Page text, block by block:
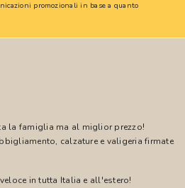
promozionali in base a quanto
la famiglia ma al miglior prezzo!
calzature e valigeria firmate
in tutta Italia e all'estero!